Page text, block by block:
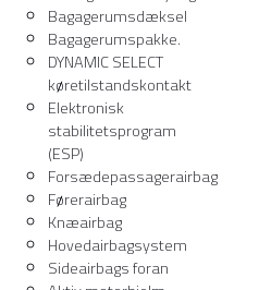
Bagagerumsdæksel
Bagagerumspakke.
DYNAMIC SELECT
køretilstandskontakt
Elektronisk
stabilitetsprogram
(ESP)
Forsædepassagerairbag
Førerairbag
Knæairbag
Hovedairbagsystem
Sideairbags foran